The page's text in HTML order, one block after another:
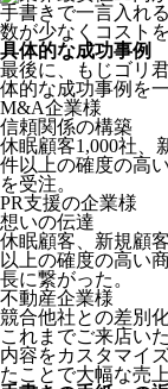
手書きで一言入れ
数が少なくコスト
具体的な成功事例
最後に、もじゴリ
体的な成功事例を
M&A企業様
信頼関係の構築
休眠顧客1,000社、
件以上の確度の高
を受注。
PR支援の企業様
想いの伝達
休眠顧客、新規顧
以上の確度の高い
長に繋がった。
不動産企業様
競合他社との差別
これまでご来店い
内容をカスタマイ
たことで大幅な売